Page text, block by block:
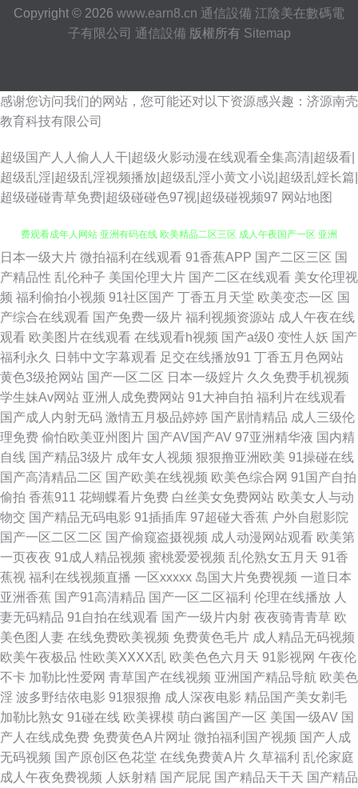
Copyright © 2026 www.earn8.cn 通信設備 江陰美在數碼電
子有限公司 通信設備 版權所有 Sitemap
感谢您访问我们的网站，您可能还对以下资源感兴趣：济源南壳
教育科技有限公司
超级国产人人偷人人干|超级火影动漫在线观看全集高清|超级看|
超级乱淫|超级乱淫视频播放|超级乱淫小黄文小说|超级乱婬长篇|
超级碰碰青草免费|超级碰碰色97视|超级碰视频97 网站地图
91福利社入口 欧美日韩国产91 顺泰电影网 激情六月综合网 在线不卡国产 免
费观看成年人网站 亚洲有码在线 欧美精品二区三区 成人午夜国产一区 亚洲
电影自 狼友性福 91社78四虎 人妻乱艹艹 国产a天天免费观看 一本道国片 97
人人舔 日韩激情第三页 国产三级 影视在线观看 欧美性猛交xx 国产传媒自拍
亚洲第婷婷丁香导航_国产婷婷色一区二区三区在线 最新国产裸模视频 青青
草ab 福利国产 手机免费观看毛 国产乱来免费视频 亚洲视频中文字幕更新 亚
洲自拍色图 日韩欧美亚洲每 国产精品欧美激情 中文字字幕在线视频 日韩欧
美人 高清日韩AV网址 亚洲精品在线 啦啦啦在线观看 91次元网 曰本高清一
本道无码av 九九在线观看免费播放大全电视剧 91香蕉网 欧美掰开逼特写视
频 在线亚洲 欧美性爱在线 91视频日韩 两女互慰AV高潮喷水在线观看 51AV
视频 九久91 亚洲武侠另类动漫 国产亚洲日韩在线人成 无码视频一二三区 东
京热无码影院 香蕉免费一 黑人大吊后入 午夜理论片福利电影 欧美精品黄页
中文字幕内射 精品亚洲精品日韩专区 亚洲一级久 免费的va 九九精品8 免费
一区二区三区在线 丰满少妇被日 一区二区三区日韩欧美 天天综合色青青草
日本一级大片 微拍福利在线观看 91香蕉APP 国产二区三区 国
产精品性 乱伦种子 美国伦理大片 国产二区在线观看 美女伦理视
频 福利偷拍小视频 91社区国产 丁香五月天堂 欧美变态一区 国
产综合在线观看 国产免费一级片 福利视频资源站 成人午夜在线
观看 欧美图片在线观看 在线观看h视频 国产a级0 变性人妖 国产
福利永久
日韩中文字幕观看 足交在线播放91 丁香五月色网站
黄色3级抢网站 国产一区二区 日本一级婬片 久久免费手机视频
学生妹Av网站 亚洲人成免费网站 91大神自拍 福利片在线观看
国产成人内射无码 激情五月极品婷婷 国产剧情精品 成人三级伦
理免费 偷怕欧美亚州图片 国产AV国产AV 97亚洲精华液 国内精
自线 国产精品3级片 成年女人视频 狠狠撸亚洲欧美 91操碰在线
国产高清精品二区 国产欧美在线视频 欧美色综合网 91国产自拍
偷拍 香蕉911 花蝴蝶看片免费 白丝美女免费网站 欧美女人与动
物交 国产精品无码电影 91插插库 97超碰大香蕉 户外自慰影院
国产一区二区二区 国产偷窥盗摄视频 成人动漫网站观看 欧美第
一页夜夜 91成人精品视频 蜜桃爱爱视频 乱伦熟女五月天 91香
蕉视 福利在线视频直播 一区xxxxx 岛国大片免费视频 一道日本
亚洲香蕉 国产91高清精品 国产一区二区福利 伦理在线播放 人
妻无码精品 91自拍在线观看 国产一级片内射 夜夜骑青青草 欧
美色图人妻 在线免费欧美视频 免费黄色毛片 成人精品无码视频
欧美午夜极品 性欧美ⅩⅩⅩⅩ乱 欧美色色六月天 91影视网 午夜伦
不卡 加勒比性爱网 青草国产在线视频 亚洲国产精品导航 欧美色
淫 波多野结依电影 91狠狠撸 成人深夜电影 精品国产美女剃毛
加勒比熟女 91碰在线 欧美裸模 萌白酱国产一区 美国一级AV 国
产人在线成免费 免费黄色A片网址 微拍福利国产视频 国产人成
无码视频 国产原创区色花堂 在线免费黄A片 久草福利 乱伦家庭
成人午夜免费视频 人妖射精 国产屁屁 国产精品天干天 国产精品